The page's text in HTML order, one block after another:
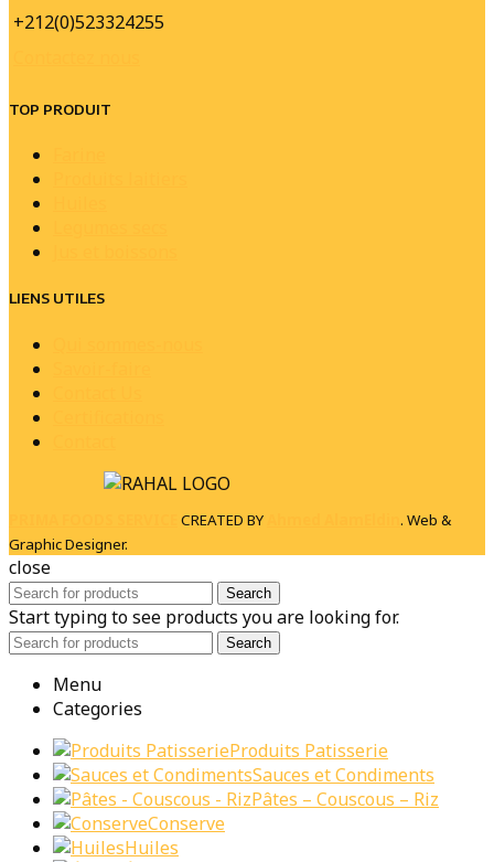
+212(0)523324255
TOP PRODUIT
LIENS UTILES
CREATED BY
. Web &
Graphic Designer.
close
Search
Start typing to see products you are looking for.
Search
Menu
Categories
Produits Patisserie
Sauces et Condiments
Pâtes – Couscous – Riz
Conserve
Huiles